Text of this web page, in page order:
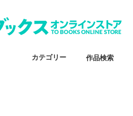
カテゴリー 作品検索